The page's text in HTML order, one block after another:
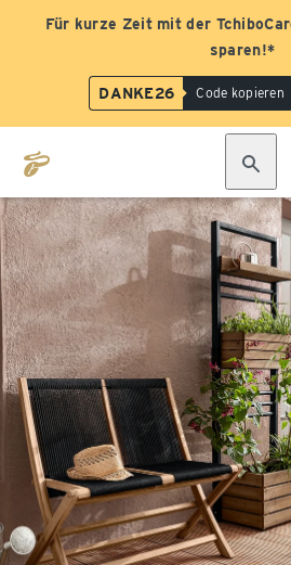
Für kurze Zeit mit der
sparen!*
DANKE26 Code kopieren